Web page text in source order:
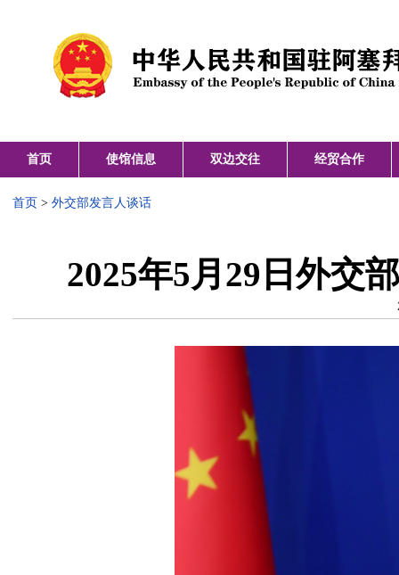
首页 使馆信息 双边交往 经贸合作
首页 > 外交部发言人谈话
2025年5月29日外交